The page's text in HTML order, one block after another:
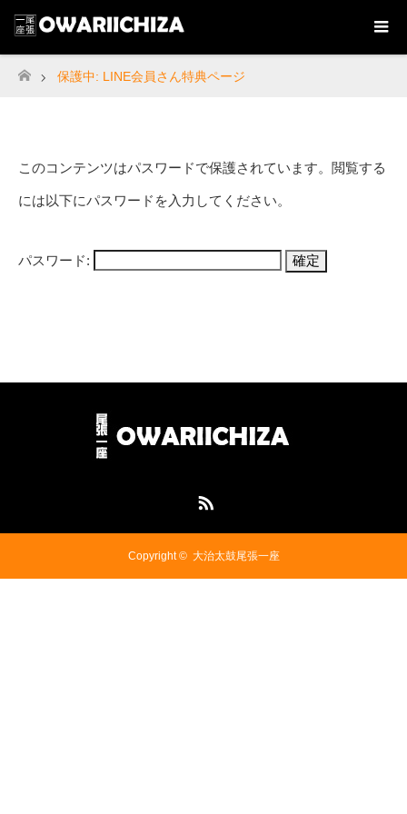
ホーム
保護中: LINE会員さん特典ページ
このコンテンツはパスワードで保護されています。閲覧する
には以下にパスワードを入力してください。
パスワード:
Copyright © 大治太鼓尾張一座